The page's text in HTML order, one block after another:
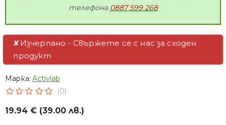
телефона 0887 599 268
✘Изчерпано - Свържете се с нас за сходен
продукт
Марка: Activlab
(0)
19.94 € (39.00 лв.)